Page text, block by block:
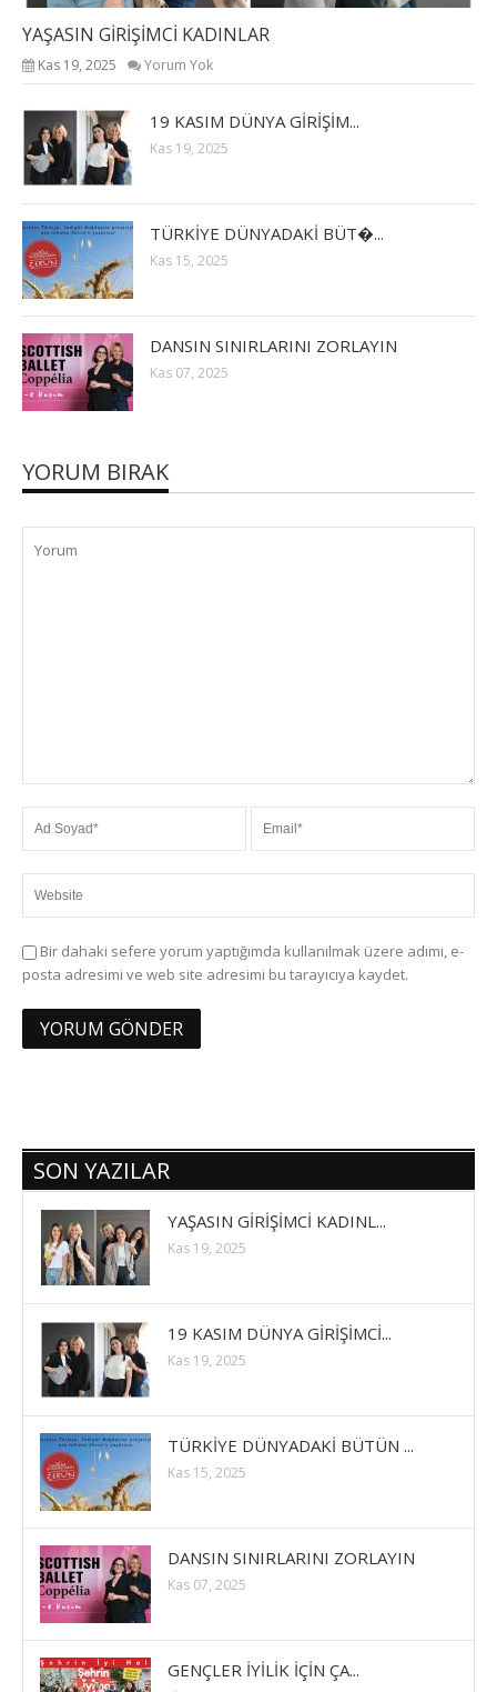
YAŞASIN GİRİŞİMCİ KADINLAR
Kas 19, 2025 Yorum Yok
19 KASIM DÜNYA GİRİŞİM...
Kas 19, 2025
TÜRKİYE DÜNYADAKİ BÜT�...
Kas 15, 2025
DANSIN SINIRLARINI ZORLAYIN
Kas 07, 2025
YORUM BIRAK
Bir dahaki sefere yorum yaptığımda kullanılmak üzere adımı, e-
posta adresimi ve web site adresimi bu tarayıcıya kaydet.
SON YAZILAR
YAŞASIN GİRİŞİMCİ KADINL...
Kas 19, 2025
19 KASIM DÜNYA GİRİŞİMCİ...
Kas 19, 2025
TÜRKİYE DÜNYADAKİ BÜTÜN ...
Kas 15, 2025
DANSIN SINIRLARINI ZORLAYIN
Kas 07, 2025
GENÇLER İYİLİK İÇİN ÇA...